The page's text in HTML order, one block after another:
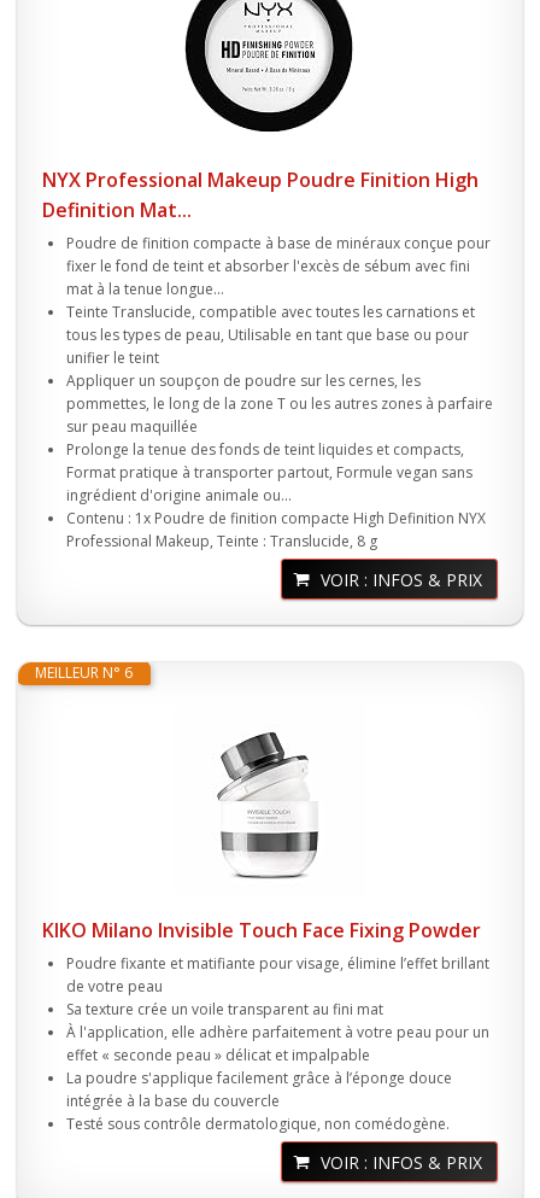
NYX Professional Makeup Poudre Finition High
Definition Mat...
Poudre de finition compacte à base de minéraux conçue pour
fixer le fond de teint et absorber l'excès de sébum avec fini
mat à la tenue longue...
Teinte Translucide, compatible avec toutes les carnations et
tous les types de peau, Utilisable en tant que base ou pour
unifier le teint
Appliquer un soupçon de poudre sur les cernes, les
pommettes, le long de la zone T ou les autres zones à parfaire
sur peau maquillée
Prolonge la tenue des fonds de teint liquides et compacts,
Format pratique à transporter partout, Formule vegan sans
ingrédient d'origine animale ou...
Contenu : 1x Poudre de finition compacte High Definition NYX
Professional Makeup, Teinte : Translucide, 8 g
VOIR : INFOS & PRIX
MEILLEUR N° 6
KIKO Milano Invisible Touch Face Fixing Powder
Poudre fixante et matifiante pour visage, élimine l’effet brillant
de votre peau
Sa texture crée un voile transparent au fini mat
À l'application, elle adhère parfaitement à votre peau pour un
effet « seconde peau » délicat et impalpable
La poudre s'applique facilement grâce à l’éponge douce
intégrée à la base du couvercle
Testé sous contrôle dermatologique, non comédogène.
VOIR : INFOS & PRIX